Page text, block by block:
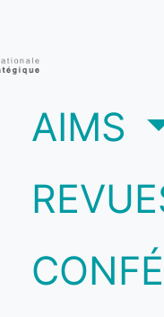
AIMS